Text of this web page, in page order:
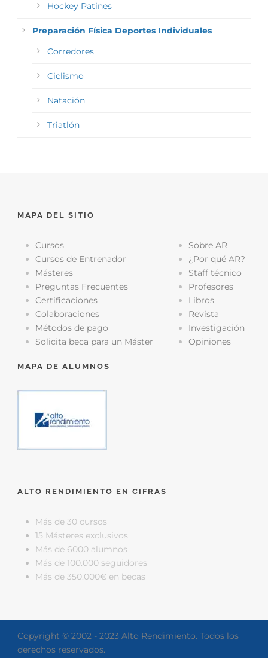
Hockey Patines
Preparación Física Deportes Individuales
Corredores
Ciclismo
Natación
Triatlón
MAPA DEL SITIO
Cursos
Cursos de Entrenador
Másteres
Preguntas Frecuentes
Certificaciones
Colaboraciones
Métodos de pago
Solicita beca para un Máster
Sobre AR
¿Por qué AR?
Staff técnico
Profesores
Libros
Revista
Investigación
Opiniones
MAPA DE ALUMNOS
ALTO RENDIMIENTO EN CIFRAS
Más de 30 cursos
15 Másteres exclusivos
Más de 6000 alumnos
Más de 100.000 seguidores
Más de 350.000€ en becas
Copyright © 2002 - 2023 Alto Rendimiento. Todos los
derechos reservados.